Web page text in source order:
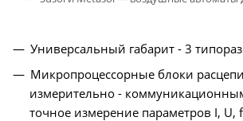
Универсальный габарит - 3
Микропроцессорные блоки
измерительно -
точное измерение параметров I, U,